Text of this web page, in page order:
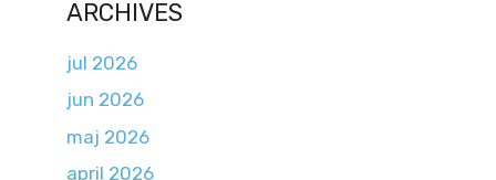
ARCHIVES
jul 2026
jun 2026
maj 2026
april 2026